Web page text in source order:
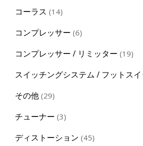
コーラス 1414
コンプレッサー 66
コンプレッサー / リミッター 1919
スイッチングシステム / フットス
その他 2929
チューナー 33
ディストーション 4545